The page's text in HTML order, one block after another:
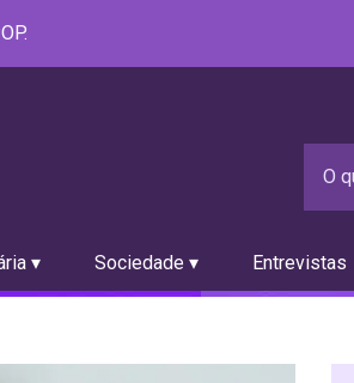
▾ Sociedade ▾ Entrevistas